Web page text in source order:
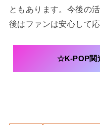
ともあります。今後の
後はファンは安心して
☆K-POP関